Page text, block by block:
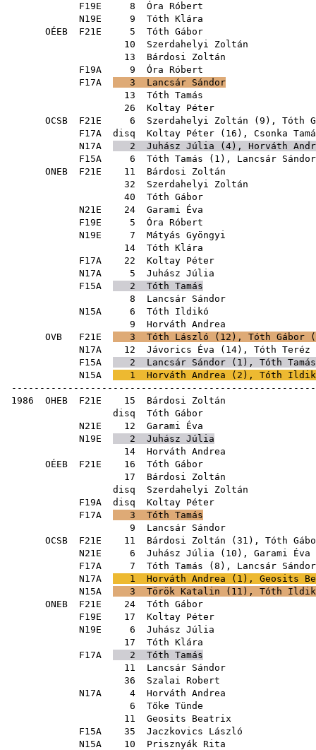
F19E 8
Óra Róbert
N19E 9
Tóth Klára
OÉEB F21E 5
Tóth Gábor
10
Szerdahelyi Zoltán
13
Bárdosi Zoltán
F19A 9
Óra Róbert
F17A
3
Lancsár Sándor
13
Tóth Tamás
26
Koltay Péter
OCSB F21E 6 Szerdahelyi Zoltán ( 9 ), Tóth
F17A disq Koltay Péter ( 16 ), Csonka
N17A
2 Juhász Júlia ( 4 ), Horváth
F15A 6 Tóth Tamás ( 1 ), Lancsár Sándor
ONEB F21E 11
Bárdosi Zoltán
32
Szerdahelyi Zoltán
40
Tóth Gábor
N21E 24
Garami Éva
F19E 5
Óra Róbert
N19E 7
Mátyás Gyöngyi
14
Tóth Klára
F17A 22
Koltay Péter
N17A 5
Juhász Júlia
F15A
2
Tóth Tamás
8
Lancsár Sándor
N15A 6
Tóth Ildikó
9
Horváth Andrea
OVB F21E 3 Tóth László ( 12 ), Tóth Gábor (
N17A 12 Jávorics Éva ( 14), Tóth Teréz
F15A
2 Lancsár Sándor ( 1 ), Tóth Tamás
N15A
1 Horváth Andrea ( 2 ), Tóth
1986 OHEB F21E 15
Bárdosi Zoltán
disq
Tóth Gábor
N21E 12
Garami Éva
N19E
2
Juhász Júlia
14
Horváth Andrea
OÉEB F21E 16
Tóth Gábor
17
Bárdosi Zoltán
disq
Szerdahelyi Zoltán
F19A disq
Koltay Péter
F17A
3
Tóth Tamás
9
Lancsár Sándor
OCSB F21E 11 Bárdosi Zoltán ( 31 ), Tóth
N21E 6 Juhász Júlia ( 10 ), Garami Éva
F17A 7 Tóth Tamás ( 8 ), Lancsár Sándor
N17A
1 Horváth Andrea ( 1 ), Geosits
N15A
3 Török Katalin ( 11 ), Tóth
ONEB F21E 24
Tóth Gábor
F19E 17
Koltay Péter
N19E 6
Juhász Júlia
17
Tóth Klára
F17A
2
Tóth Tamás
11
Lancsár Sándor
36
Szalai Robert
N17A 4
Horváth Andrea
6
Tőke Tünde
11
Geosits Beatrix
F15A 35
Jaczkovics László
N15A 10
Prisznyák Rita